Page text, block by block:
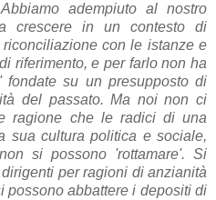
adempiuto al nostro
crescere in un contesto di
con le istanze e
riferimento, e per farlo non ha
fondate su un presupposto di
del passato. Ma noi non ci
ragione che le radici di una
sua cultura politica e sociale,
si possono 'rottamare'. Si
per ragioni di anzianità
possono abbattere i depositi di